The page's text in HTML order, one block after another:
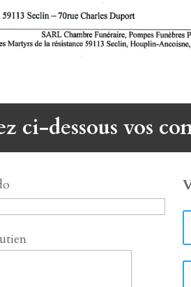
ci-dessous vos